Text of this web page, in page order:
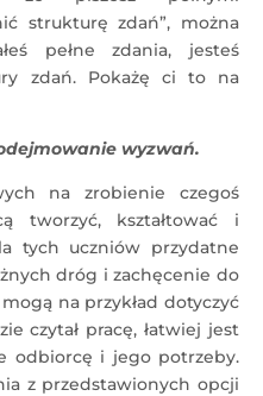
strukturę zdań”, można
pełne zdania, jesteś
zdań. Pokażę ci to na
wyzwań.
na zrobienie czegoś
tworzyć, kształtować i
tych uczniów przydatne
dróg i zachęcenie do
na przykład dotyczyć
czytał pracę, łatwiej jest
odbiorcę i jego potrzeby.
z przedstawionych opcji